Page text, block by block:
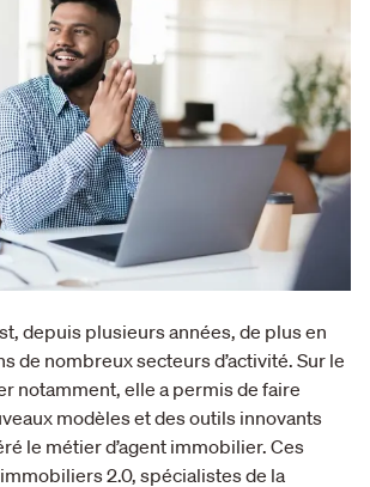
depuis plusieurs années, de plus en
de nombreux secteurs d’activité. Sur le
notamment, elle a permis de faire
modèles et des outils innovants
le métier d’agent immobilier. Ces
2.0, spécialistes de la